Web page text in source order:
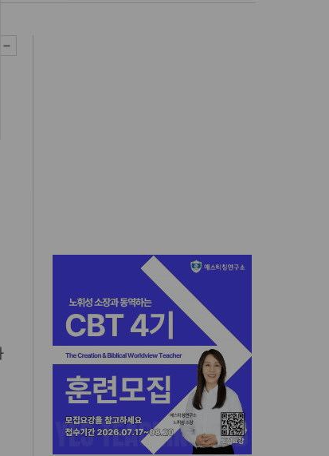
느헤미야 연합기도회, ‘왕의 기
도’로 나라·한국교회·다음세대
세기총 “자유를 지키며 하나 된